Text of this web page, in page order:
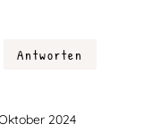
Antworten
2024